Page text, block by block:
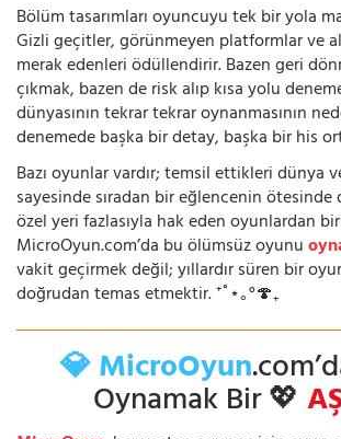
Bölüm tasarımları oyuncuyu tek bir yola
Gizli geçitler, görünmeyen platformlar ve
merak edenleri ödüllendirir. Bazen geri
çıkmak, bazen de risk alıp kısa yolu
dünyasının tekrar tekrar oynanmasının
denemede başka bir detay, başka bir his
Bazı oyunlar vardır; temsil ettikleri dünya
sayesinde sıradan bir eğlencenin ötesinde
özel yeri fazlasıyla hak eden oyunlardan
MicroOyun.com’da bu ölümsüz oyunu
vakit geçirmek değil; yıllardır süren bir
doğrudan temas etmektir. ⁺˚⋆｡°🍄₊
💎 MicroOyun
Oynamak Bir 💖